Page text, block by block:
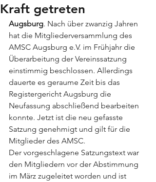
Kraft getreten
Augsburg. Nach über zwanzig Jahren
hat die Mitgliederversammlung des
AMSC Augsburg e.V. im Frühjahr die
Überarbeitung der Vereinssatzung
einstimmig beschlossen. Allerdings
dauerte es geraume Zeit bis das
Registergericht Augsburg die
Neufassung abschließend bearbeiten
konnte. Jetzt ist die neu gefasste
Satzung genehmigt und gilt für die
Mitglieder des AMSC.
Der vorgeschlagene Satzungstext war
den Mitgliedern vor der Abstimmung
im März zugeleitet worden und ist